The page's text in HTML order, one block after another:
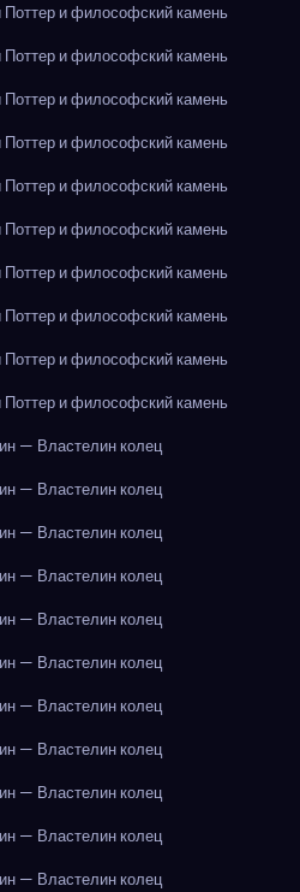
и философский камень
и философский камень
и философский камень
и философский камень
и философский камень
и философский камень
и философский камень
и философский камень
и философский камень
и философский камень
— Властелин колец
— Властелин колец
— Властелин колец
— Властелин колец
— Властелин колец
— Властелин колец
— Властелин колец
— Властелин колец
— Властелин колец
— Властелин колец
— Властелин колец